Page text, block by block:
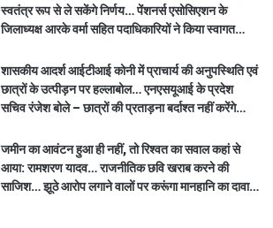
स्वतंत्र रूप से ले सकेंगे निर्णय… पेंशनर्स एसोसिएशन के
जिलाध्यक्ष आरके वर्मा सहित पदाधिकारियों ने किया स्वागत…
शासकीय आदर्श आईटीआई कोनी में प्राचार्य की अनुपस्थिति एवं
छात्रों के उत्पीड़न पर हल्लाबोल… एनएसयूआई के प्रदेश
सचिव रंजेश बोले – छात्रों की प्रताड़ना बर्दाश्त नहीं करेंगे…
जमीन का आवंटन हुआ ही नहीं, तो रिश्वत का सवाल कहां से
आया: रामशरण यादव… राजनीतिक छवि खराब करने की
साजिश… झूठे आरोप लगाने वालों पर करूंगा मानहानि का दावा…